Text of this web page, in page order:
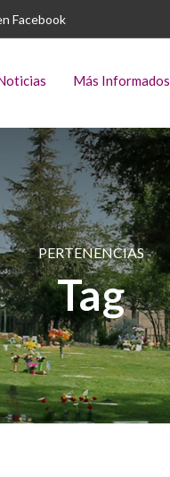
Facebook
Más Informados
PERTENENCIAS
Tag